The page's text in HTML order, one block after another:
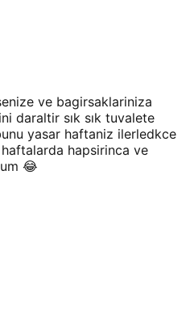
ve bagirsaklariniza
daraltir sık sık tuvalete
yasar haftaniz ilerledkce
haftalarda hapsirinca ve
😂